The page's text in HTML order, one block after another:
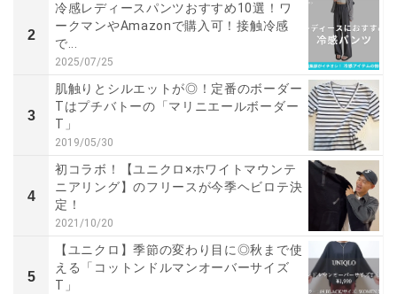
2
冷感レディースパンツおすすめ10選！ワ
ークマンやAmazonで購入可！接触冷感
で...
2025/07/25
3
肌触りとシルエットが◎！定番のボーダー
Tはプチバトーの「マリニエールボーダー
T」
2019/05/30
4
初コラボ！【ユニクロ×ホワイトマウンテ
ニアリング】のフリースが今季ヘビロテ決
定！
2021/10/20
5
【ユニクロ】季節の変わり目に◎秋まで使
える「コットンドルマンオーバーサイズ
T」